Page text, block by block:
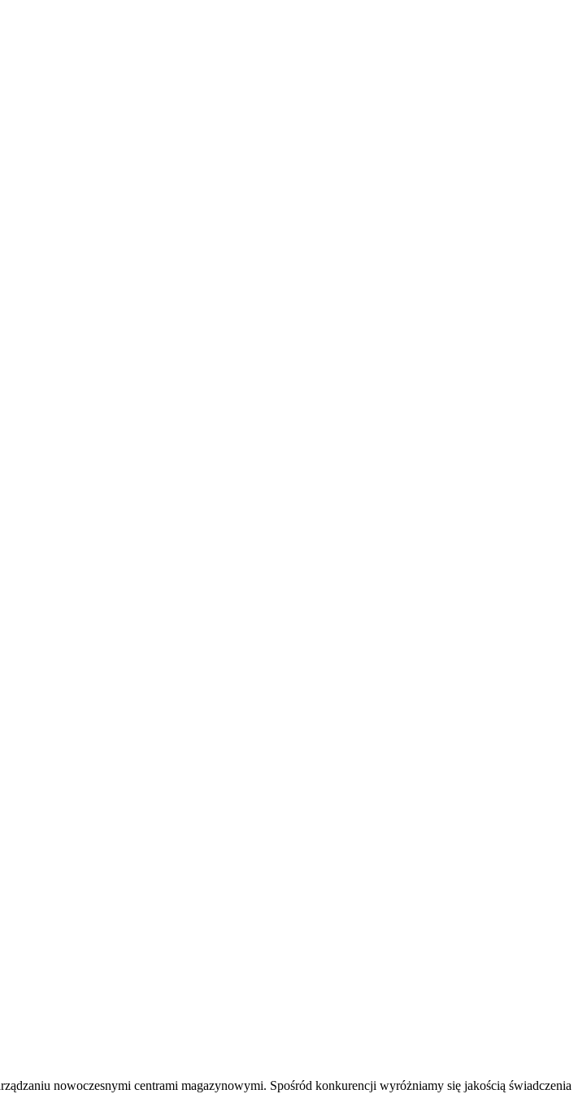
nowoczesnymi centrami magazynowymi. Spośród konkurencji wyróżniamy się jakością świadczenia